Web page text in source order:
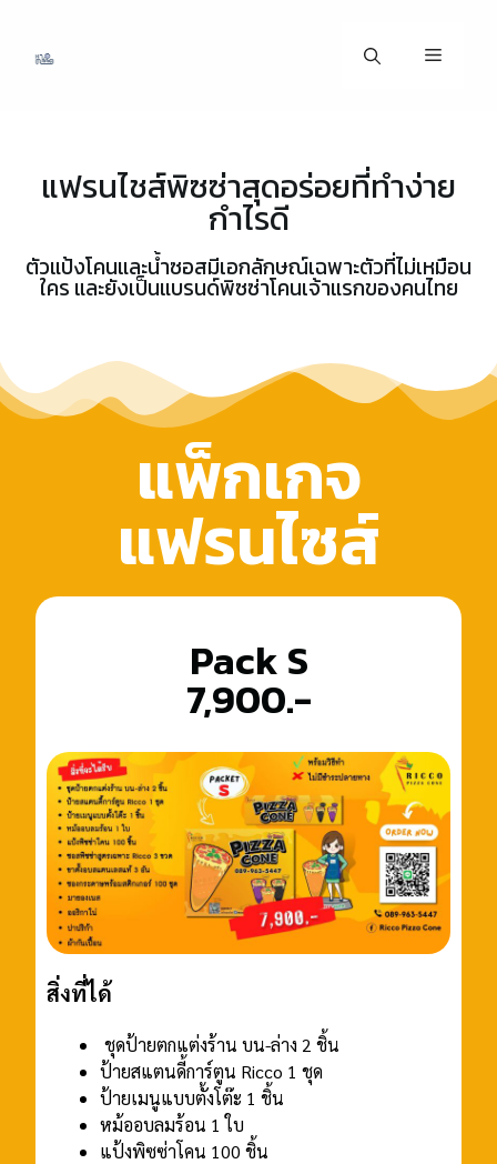
แฟรนไชส์พิซซ่าสุดอร่อยที่ทำง่าย
กำไรดี
ตัวแป้งโคนและน้ำซอสมีเอกลักษณ์เฉพาะตัวที่ไม่เหมือน
ใคร และยังเป็นแบรนด์พิซซ่าโคนเจ้าแรกของคนไทย
แพ็กเกจ
แฟรนไซส์
Pack S
7,900.-
สิ่งที่ได้
ชุดป้ายตกแต่งร้าน บน-ล่าง 2 ชิ้น
ป้ายสแตนดี้การ์ตูน Ricco 1 ชุด
ป้ายเมนูแบบตั้งโต๊ะ 1 ชิ้น
หม้ออบลมร้อน 1 ใบ
แป้งพิซซ่าโคน 100 ชิ้น